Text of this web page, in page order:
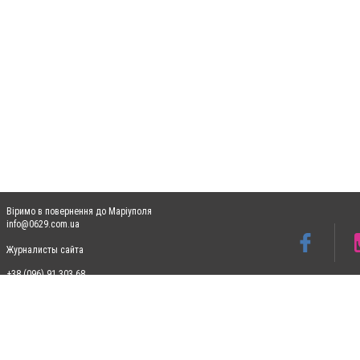
Віримо в повернення до Маріуполя
info@0629.com.ua
Журналисты сайта
+38 (096) 91 303 68